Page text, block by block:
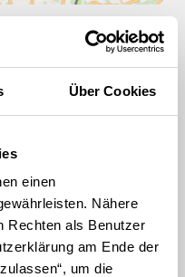
Über Cookies
einen
Nähere
Rechten als Benutzer
am Ende der
um die
Produkten der Betty
Bad Rappenau.